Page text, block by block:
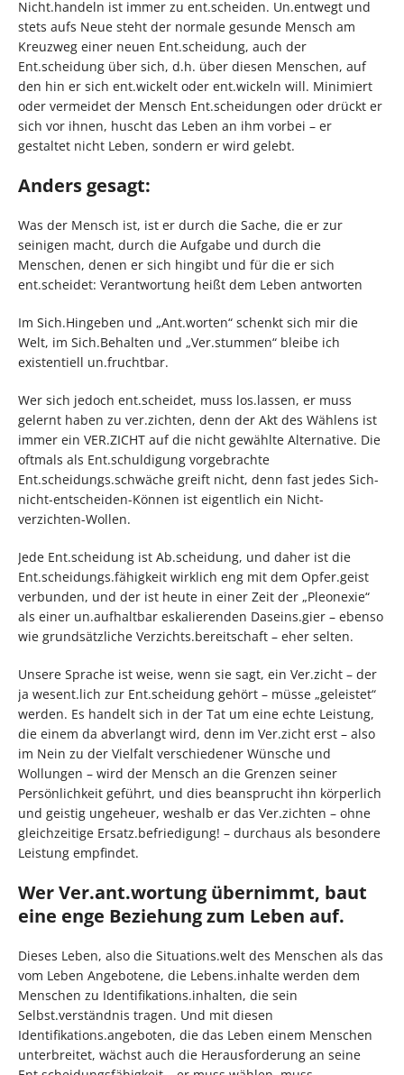
Nicht.handeln ist immer zu ent.scheiden. Un.entwegt und
stets aufs Neue steht der normale gesunde Mensch am
Kreuzweg einer neuen Ent.scheidung, auch der
Ent.scheidung über sich, d.h. über diesen Menschen, auf
den hin er sich ent.wickelt oder ent.wickeln will. Minimiert
oder vermeidet der Mensch Ent.scheidungen oder drückt er
sich vor ihnen, huscht das Leben an ihm vorbei – er
gestaltet nicht Leben, sondern er wird gelebt.
Anders gesagt:
Was der Mensch ist, ist er durch die Sache, die er zur
seinigen macht, durch die Aufgabe und durch die
Menschen, denen er sich hingibt und für die er sich
ent.scheidet: Verantwortung heißt dem Leben antworten
Im Sich.Hingeben und „Ant.worten“ schenkt sich mir die
Welt, im Sich.Behalten und „Ver.stummen“ bleibe ich
existentiell un.fruchtbar.
Wer sich jedoch ent.scheidet, muss los.lassen, er muss
gelernt haben zu ver.zichten, denn der Akt des Wählens ist
immer ein VER.ZICHT auf die nicht gewählte Alternative. Die
oftmals als Ent.schuldigung vorgebrachte
Ent.scheidungs.schwäche greift nicht, denn fast jedes Sich-
nicht-entscheiden-Können ist eigentlich ein Nicht-
verzichten-Wollen.
Jede Ent.scheidung ist Ab.scheidung, und daher ist die
Ent.scheidungs.fähigkeit wirklich eng mit dem Opfer.geist
verbunden, und der ist heute in einer Zeit der „Pleonexie“
als einer un.aufhaltbar eskalierenden Daseins.gier – ebenso
wie grundsätzliche Verzichts.bereitschaft – eher selten.
Unsere Sprache ist weise, wenn sie sagt, ein Ver.zicht – der
ja wesent.lich zur Ent.scheidung gehört – müsse „geleistet“
werden. Es handelt sich in der Tat um eine echte Leistung,
die einem da abverlangt wird, denn im Ver.zicht erst – also
im Nein zu der Vielfalt verschiedener Wünsche und
Wollungen – wird der Mensch an die Grenzen seiner
Persönlichkeit geführt, und dies beansprucht ihn körperlich
und geistig ungeheuer, weshalb er das Ver.zichten – ohne
gleichzeitige Ersatz.befriedigung! – durchaus als besondere
Leistung empfindet.
Wer Ver.ant.wortung übernimmt, baut
eine enge Beziehung zum Leben auf.
Dieses Leben, also die Situations.welt des Menschen als das
vom Leben Angebotene, die Lebens.inhalte werden dem
Menschen zu Identifikations.inhalten, die sein
Selbst.verständnis tragen. Und mit diesen
Identifikations.angeboten, die das Leben einem Menschen
unterbreitet, wächst auch die Herausforderung an seine